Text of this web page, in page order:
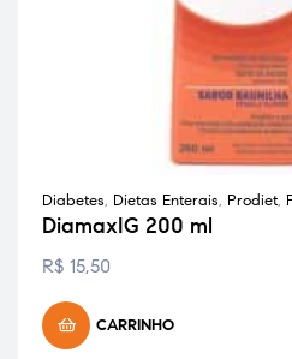
Diabetes, Dietas Enterais, Prodiet,
DiamaxIG 200 ml
R$ 15,50
CARRINHO